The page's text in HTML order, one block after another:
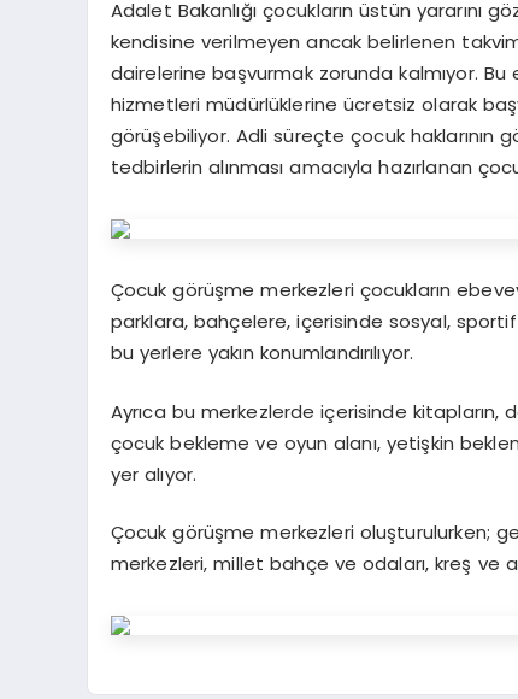
Adalet Bakanlığı çocukların üstün
kendisine verilmeyen ancak belirlenen
dairelerine başvurmak zorunda kalmıyor.
hizmetleri müdürlüklerine ücretsiz olarak
görüşebiliyor. Adli süreçte çocuk haklarının
tedbirlerin alınması amacıyla hazırlanan
Çocuk görüşme merkezleri çocukların
parklara, bahçelere, içerisinde sosyal,
bu yerlere yakın konumlandırılıyor.
Ayrıca bu merkezlerde içerisinde kitapların,
çocuk bekleme ve oyun alanı, yetişkin
yer alıyor.
Çocuk görüşme merkezleri oluşturulurken;
merkezleri, millet bahçe ve odaları, kreş ve